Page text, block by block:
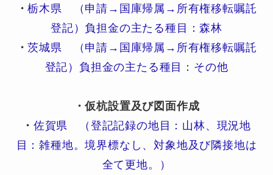
・栃木県 （申請→国庫帰属→所有権移転嘱託
登記）負担金の主たる種目：森林
・茨城県 （申請→国庫帰属→所有権移転嘱託
登記）負担金の主たる種目：その他
・仮杭設置及び図面作成
・ 佐賀県 （登記記録の地目：山林、現況地
目：雑種地。境界標なし、対象地及び隣接地は
全て更地。）